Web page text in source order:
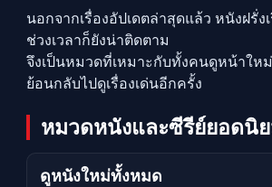
นอกจากเรื่องอัปเดตล่าสุดแล้ว หนังฝรั่ง
ช่วงเวลาก็ยังน่าติดตาม
จึงเป็นหมวดที่เหมาะกับทั้งคนดูหน้าให
ย้อนกลับไปดูเรื่องเด่นอีกครั้ง
หมวดหนังและซีรีย์ยอดนิ
ดูหนังใหม่ทั้งหมด